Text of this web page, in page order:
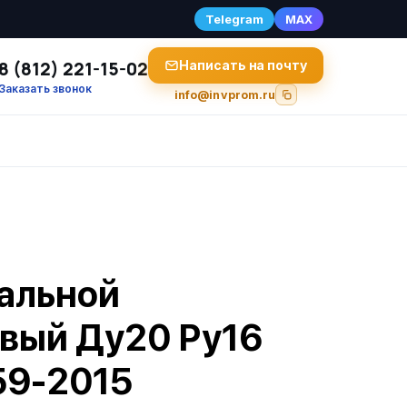
Telegram MAX
(812) 221-15-02
звонок
Написать на почту
info@invprom.ru
Ду20 Ру16
2015